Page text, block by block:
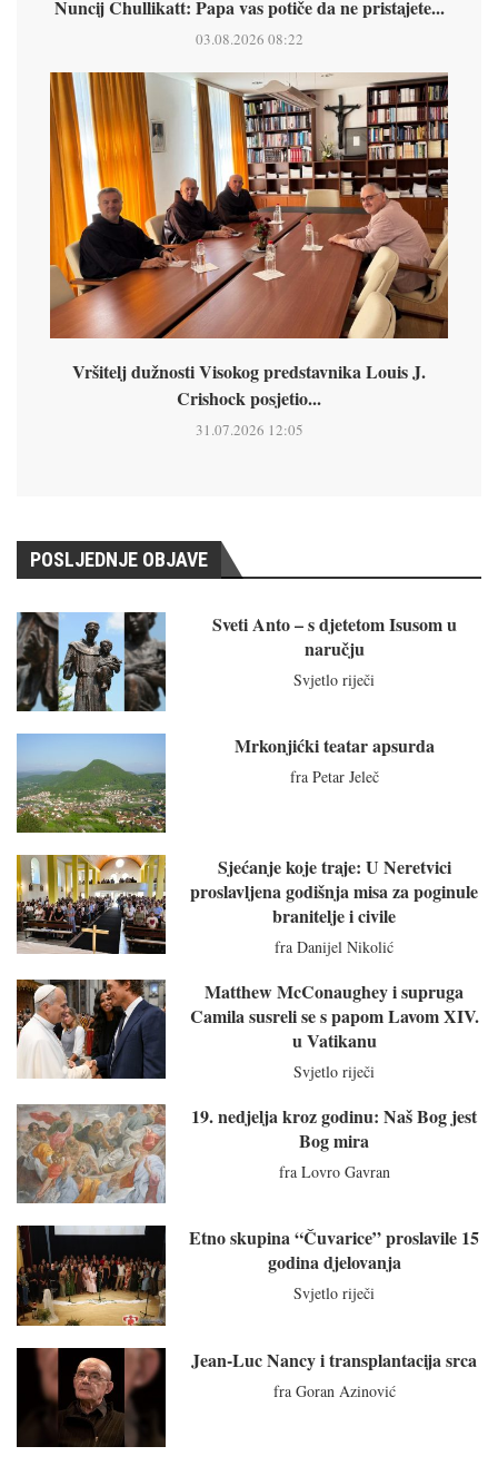
Nuncij Chullikatt: Papa vas potiče da ne pristajete...
03.08.2026 08:22
Vršitelj dužnosti Visokog predstavnika Louis J.
Crishock posjetio...
31.07.2026 12:05
POSLJEDNJE OBJAVE
Sveti Anto – s djetetom Isusom u
naručju
Svjetlo riječi
Mrkonjićki teatar apsurda
fra Petar Jeleč
Sjećanje koje traje: U Neretvici
proslavljena godišnja misa za poginule
branitelje i civile
fra Danijel Nikolić
Matthew McConaughey i supruga
Camila susreli se s papom Lavom XIV.
u Vatikanu
Svjetlo riječi
19. nedjelja kroz godinu: Naš Bog jest
Bog mira
fra Lovro Gavran
Etno skupina “Čuvarice” proslavile 15
godina djelovanja
Svjetlo riječi
Jean-Luc Nancy i transplantacija srca
fra Goran Azinović